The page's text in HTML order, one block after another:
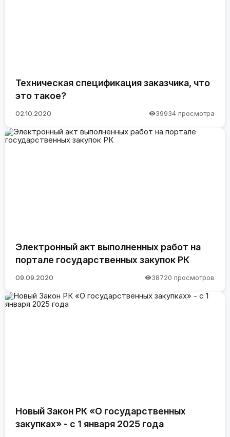
Техническая спецификация заказчика, что
это такое?
02.10.2020 39934 просмотра
Электронный акт выполненных работ на
портале государственных закупок РК
09.09.2020 38720 просмотров
Новый Закон РК «О государственных
закупках» - с 1 января 2025 года